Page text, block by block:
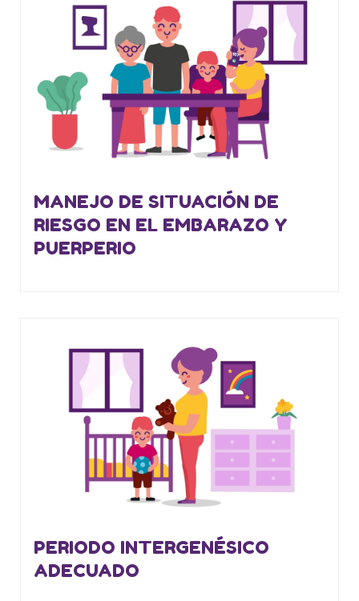
MANEJO DE SITUACIÓN DE
RIESGO EN EL EMBARAZO Y
PUERPERIO
PERIODO INTERGENÉSICO
ADECUADO